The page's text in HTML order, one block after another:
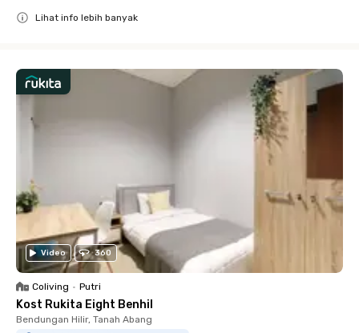
Lihat info lebih banyak
Video 360
Coliving • Putri
Kost Rukita Eight Benhil
Bendungan Hilir, Tanah Abang